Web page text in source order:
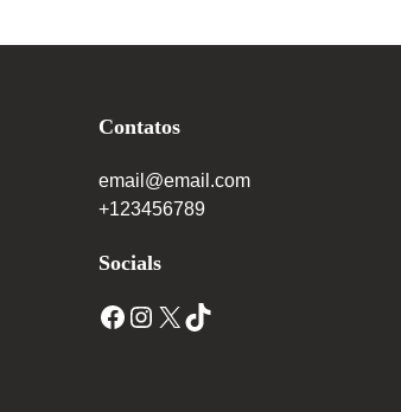
Contatos
email@email.com
+123456789
Socials